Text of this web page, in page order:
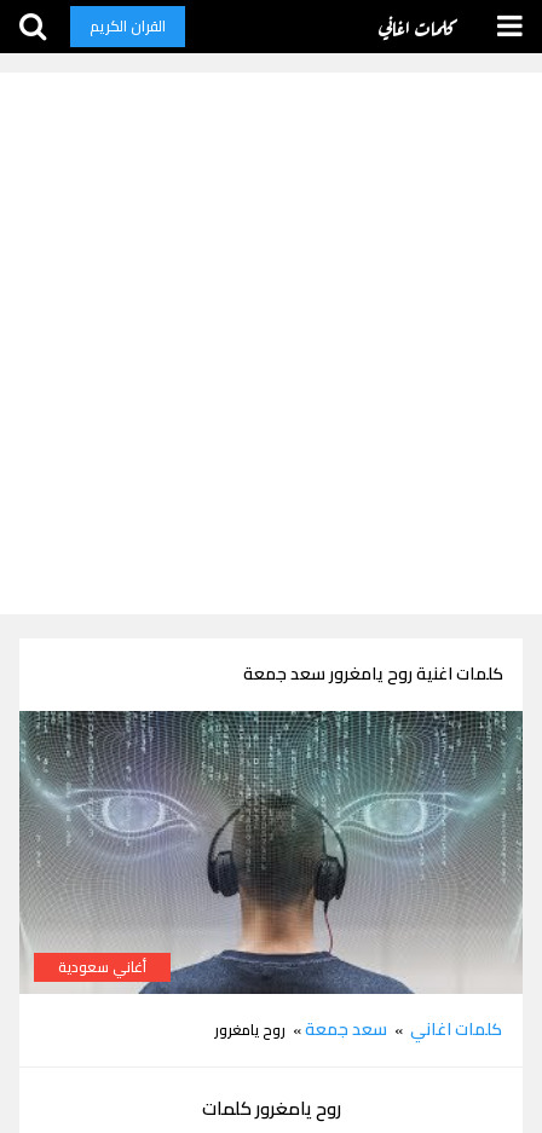
كلمات اغاني القران الكريم
كلمات اغنية روح يامغرور سعد جمعة
أغاني سعودية
كلمات اغاني » سعد جمعة» روح يامغرور
روح يامغرور كلمات